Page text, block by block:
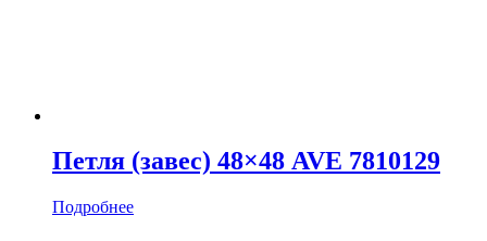
Петля (завес) 48×48 AVE 7810129
Подробнее